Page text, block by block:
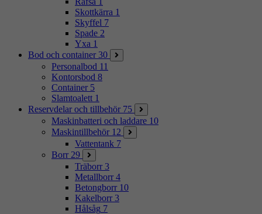
Skottkärra 1
Skyffel 7
Spade 2
Yxa 1
Bod och container 30
Personalbod 11
Kontorsbod 8
Container 5
Slamtoalett 1
Reservdelar och tillbehör 75
Maskinbatteri och laddare 10
Maskintillbehör 12
Vattentank 7
Borr 29
Träborr 3
Metallborr 4
Betongborr 10
Kakelborr 3
Hålsåg 7